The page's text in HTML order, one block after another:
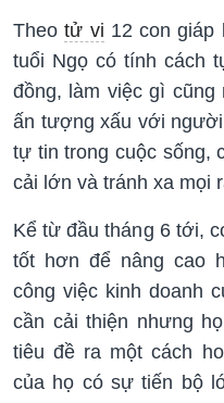
Theotử vi 12 con
tuổi Ngọ có tính cách
đồng, làm việc gì
ấn tượng xấu với
tự tin trong cuộc sống,
cải lớn và tránh xa mọi
Kể từ đầu tháng 6 tới,
tốt hơn để nâng cao
công việc kinh doanh
cần cải thiện nhưng
tiêu đề ra một cách
của họ có sự tiến bộ